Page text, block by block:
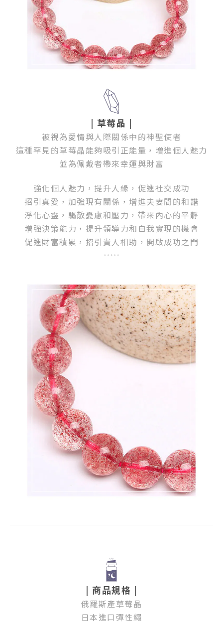
| 草莓晶 |
被視為愛情與人際關係中的神聖使者
這種罕見的草莓晶能夠吸引正能量，增進個人魅力
並為佩戴者帶來幸運與財富
強化個人魅力，提升人緣，促進社交成功
招引真愛，加強現有關係，增進夫妻間的和諧
淨化心靈，驅散憂慮和壓力，帶來內心的平靜
增強決策能力，提升領導力和自我實現的機會
促進財富積累，招引貴人相助，開啟成功之門
| 商品規格 |
俄羅斯產草莓晶
日本進口彈性繩